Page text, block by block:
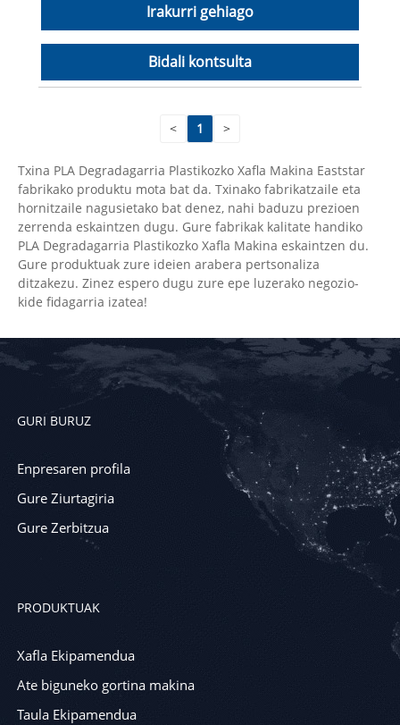
Irakurri gehiago
Bidali kontsulta
< 1 >
Txina PLA Degradagarria Plastikozko Xafla Makina Eaststar
fabrikako produktu mota bat da. Txinako fabrikatzaile eta
hornitzaile nagusietako bat denez, nahi baduzu prezioen
zerrenda eskaintzen dugu. Gure fabrikak kalitate handiko
PLA Degradagarria Plastikozko Xafla Makina eskaintzen du.
Gure produktuak zure ideien arabera pertsonaliza
ditzakezu. Zinez espero dugu zure epe luzerako negozio-
kide fidagarria izatea!
GURI BURUZ
Enpresaren profila
Gure Ziurtagiria
Gure Zerbitzua
PRODUKTUAK
Xafla Ekipamendua
Ate biguneko gortina makina
Taula Ekipamendua